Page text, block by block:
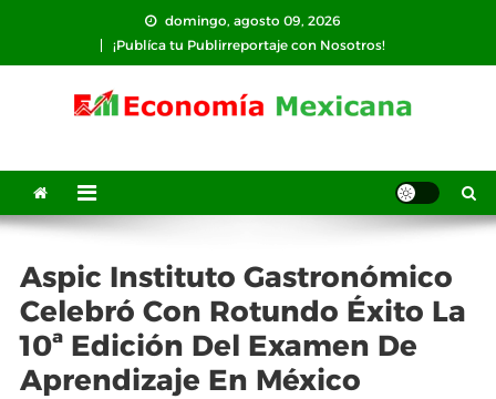
contenido
domingo, agosto 09, 2026
¡Publíca tu Publirreportaje con Nosotros!
Aspic Instituto Gastronómico
Celebró Con Rotundo Éxito La
10ª Edición Del Examen De
Aprendizaje En México